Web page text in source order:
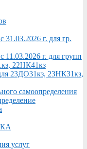
31.03.2026 г. для гр.
11.03.2026 г. для групп
22НК41кз
23ДО31кз, 23НК31кз,
самоопределения
услуг